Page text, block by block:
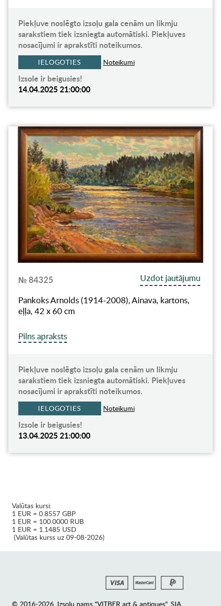
Piekļuve noslēgto izsoļu gala cenām un likmju
sarakstiem tiek izsniegta automātiski. Piekļuves
nosacījumi ir aprakstīti noteikumos.
IELOGOTIES Noteikumi
Izsole ir beigusies!
14.04.2025 21:00:00
№ 84325
Uzdot jautājumu
Pankoks Arnolds (1914-2008), Ainava, kartons,
eļļa, 42 x 60 cm
Pilns apraksts
Piekļuve noslēgto izsoļu gala cenām un likmju
sarakstiem tiek izsniegta automātiski. Piekļuves
nosacījumi ir aprakstīti noteikumos.
IELOGOTIES Noteikumi
Izsole ir beigusies!
13.04.2025 21:00:00
Valūtas kursi:
1 EUR = 0.8557 GBP
1 EUR = 100.0000 RUB
1 EUR = 1.1485 USD
(Valūtas kurss uz 09-08-2026)
© 2016-2026. Izsoļu nams "VITBER art & antiques", SIA